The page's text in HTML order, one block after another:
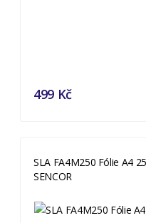
499 Kč
SLA FA4M250 Fólie A4
SENCOR